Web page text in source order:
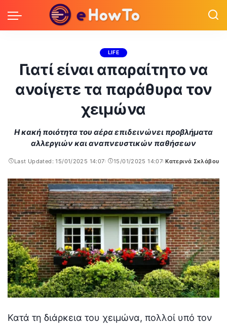
LIFE
Γιατί είναι απαραίτητο να
ανοίγετε τα παράθυρα τον
χειμώνα
Η κακή ποιότητα του αέρα επιδεινώνει προβλήματα
αλλεργιών και αναπνευστικών παθήσεων
Last Updated: 15/01/2025 14:07 15/01/2025 14:07
Posted
Κατερινά Σκλάβου
Κατά τη διάρκεια του χειμώνα, πολλοί υπό τον